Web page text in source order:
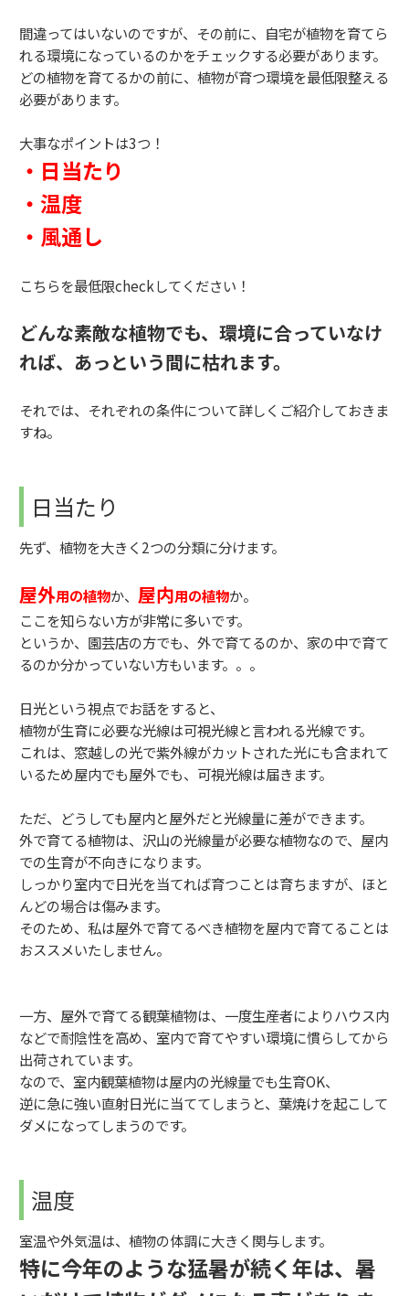
間違ってはいないのですが、その前に、自宅が植物を育てら
れる環境になっているのかをチェックする必要があります。
どの植物を育てるかの前に、植物が育つ環境を最低限整える
必要があります。
大事なポイントは3つ！
・日当たり
・温度
・風通し
こちらを最低限checkしてください！
どんな素敵な植物でも、環境に合っていなけ
れば、あっという間に枯れます。
それでは、それぞれの条件について詳しくご紹介しておきま
すね。
日当たり
先ず、植物を大きく2つの分類に分けます。
屋外用の植物か、 屋内用の植物か。
ここを知らない方が非常に多いです。
というか、園芸店の方でも、外で育てるのか、家の中で育て
るのか分かっていない方もいます。。。
日光という視点でお話をすると、
植物が生育に必要な光線は可視光線と言われる光線です。
これは、窓越しの光で紫外線がカットされた光にも含まれて
いるため屋内でも屋外でも、可視光線は届きます。
ただ、どうしても屋内と屋外だと光線量に差ができます。
外で育てる植物は、沢山の光線量が必要な植物なので、屋内
での生育が不向きになります。
しっかり室内で日光を当てれば育つことは育ちますが、ほと
んどの場合は傷みます。
そのため、私は屋外で育てるべき植物を屋内で育てることは
おススメいたしません。
一方、屋外で育てる観葉植物は、一度生産者によりハウス内
などで耐陰性を高め、室内で育てやすい環境に慣らしてから
出荷されています。
なので、室内観葉植物は屋内の光線量でも生育OK、
逆に急に強い直射日光に当ててしまうと、葉焼けを起こして
ダメになってしまうのです。
温度
室温や外気温は、植物の体調に大きく関与します。
特に今年のような猛暑が続く年は、暑